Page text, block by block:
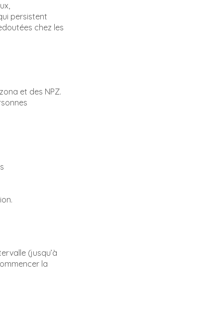
persistent
chez les
et des NPZ.
(jusqu’à
la